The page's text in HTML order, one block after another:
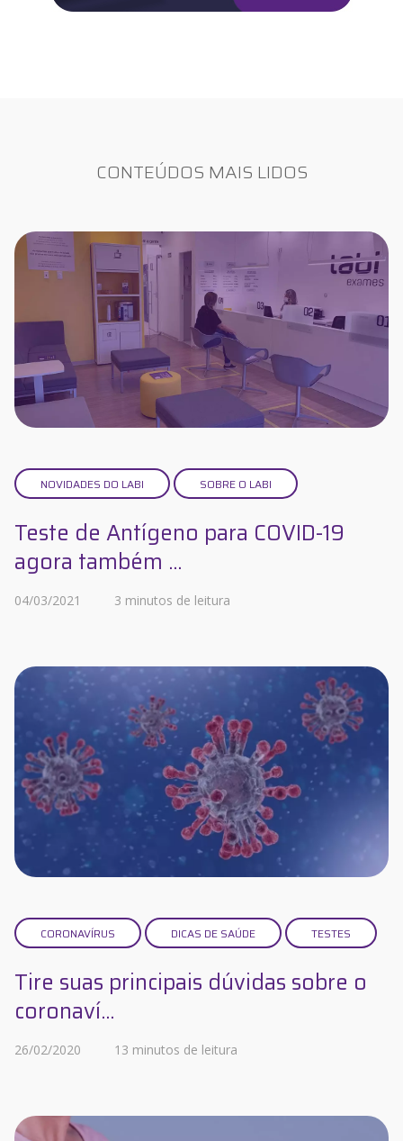
CONTEÚDOS MAIS LIDOS
NOVIDADES DO LABI SOBRE O LABI
Teste de Antígeno para COVID-19
agora também ...
04/03/2021 3 minutos de leitura
CORONAVÍRUS DICAS DE SAÚDE TESTES
Tire suas principais dúvidas sobre o
coronaví...
26/02/2020 13 minutos de leitura